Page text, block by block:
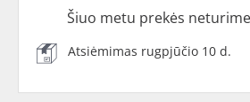
Šiuo metu prekės neturime
Atsiėmimas rugpjūčio 10 d.